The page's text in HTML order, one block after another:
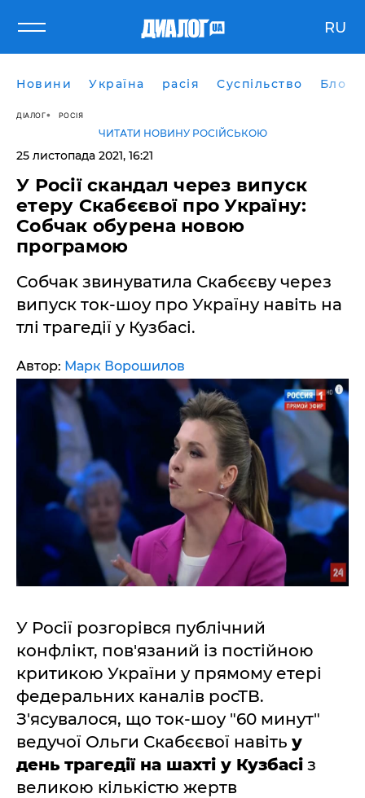
RU
Новини Україна расія Суспільство Блоги
ДІАЛОГ РОСІЯ
ЧИТАТИ НОВИНУ РОСІЙСЬКОЮ
25 листопада 2021, 16:21
У Росії скандал через випуск
етеру Скабєєвої про Україну:
Собчак обурена новою
програмою
Собчак звинуватила Скабєєву через
випуск ток-шоу про Україну навіть на
тлі трагедії у Кузбасі.
Автор: Марк Ворошилов
У Росії розгорівся публічний
конфлікт, пов'язаний із постійною
критикою України у прямому етері
федеральних каналів росТВ.
З'ясувалося, що ток-шоу "60 минут"
ведучої Ольги Скабєєвої навіть у
день трагедії на шахті у Кузбасі з
великою кількістю жертв